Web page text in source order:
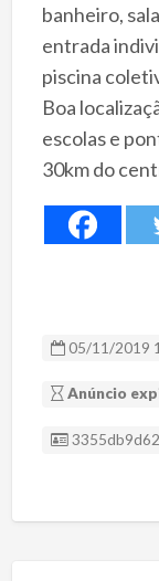
banheiro,
entrada
piscina
Boa
escolas e
30km do
05/11/2019
Anúncio
ID Anúncio